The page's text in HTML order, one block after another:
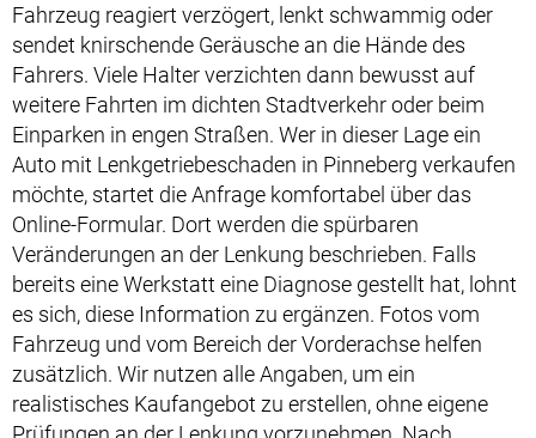
Fahrzeug reagiert verzögert, lenkt schwammig oder
sendet knirschende Geräusche an die Hände des
Fahrers. Viele Halter verzichten dann bewusst auf
weitere Fahrten im dichten Stadtverkehr oder beim
Einparken in engen Straßen. Wer in dieser Lage ein
Auto mit Lenkgetriebeschaden in Pinneberg verkaufen
möchte, startet die Anfrage komfortabel über das
Online-Formular. Dort werden die spürbaren
Veränderungen an der Lenkung beschrieben. Falls
bereits eine Werkstatt eine Diagnose gestellt hat, lohnt
es sich, diese Information zu ergänzen. Fotos vom
Fahrzeug und vom Bereich der Vorderachse helfen
zusätzlich. Wir nutzen alle Angaben, um ein
realistisches Kaufangebot zu erstellen, ohne eigene